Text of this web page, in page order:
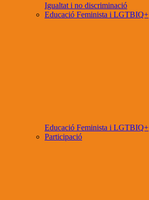
Igualtat i no discriminació
Educació Feminista i LGTBIQ+
Educació Feminista i LGTBIQ+
Participació